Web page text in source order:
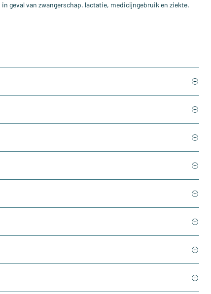
in geval van zwangerschap, lactatie, medicijngebruik en ziekte.